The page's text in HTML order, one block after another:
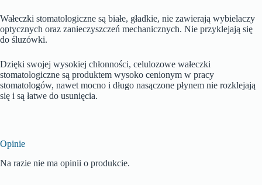
Wałeczki stomatologiczne są białe, gładkie, nie zawierają wybielaczy
optycznych oraz zanieczyszczeń mechanicznych. Nie przyklejają się
do śluzówki.
Dzięki swojej wysokiej chłonności, celulozowe wałeczki
stomatologiczne są produktem wysoko cenionym w pracy
stomatologów, nawet mocno i długo nasączone płynem nie rozklejają
się i są łatwe do usunięcia.
Opinie
Na razie nie ma opinii o produkcie.